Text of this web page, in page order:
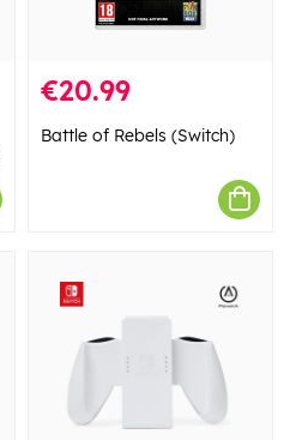
€20.99
Battle of Rebels (Switch)